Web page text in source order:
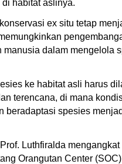
habitat aslinya.
ex situ tetap
manusia dalam mengelola
ke habitat asli harus
terencana, di mana
beradaptasi spesies
Luthfiralda mengangkat
Orangutan Center